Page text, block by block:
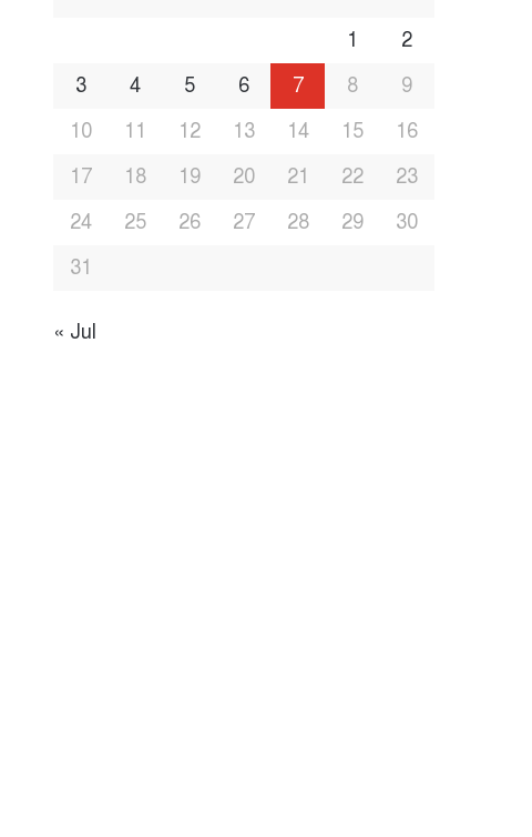
1
2
3
4 5 6 7 8
9
10
11 12 13 14 15
16
17
18 19 20 21 22
23
24
25 26 27 28 29
30
31
« Jul